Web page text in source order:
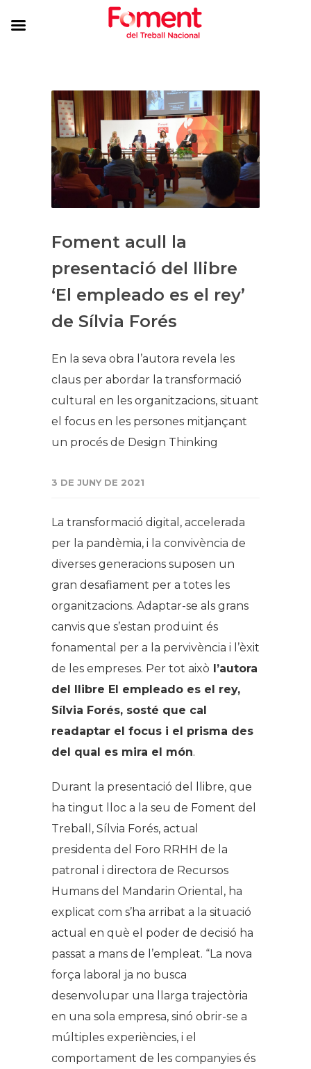
Foment acull la
presentació del llibre
‘El empleado es el rey’
de Sílvia Forés
En la seva obra l’autora revela les
claus per abordar la transformació
cultural en les organitzacions, situant
el focus en les persones mitjançant
un procés de Design Thinking
3 DE JUNY DE 2021
La transformació digital, accelerada
per la pandèmia, i la convivència de
diverses generacions suposen un
gran desafiament per a totes les
organitzacions. Adaptar-se als grans
canvis que s’estan produint és
fonamental per a la pervivència i l’èxit
de les empreses. Per tot això l’autora
del llibre El empleado es el rey,
Sílvia Forés, sosté que cal
readaptar el focus i el prisma des
del qual es mira el món.
Durant la presentació del llibre, que
ha tingut lloc a la seu de Foment del
Treball, Sílvia Forés, actual
presidenta del Foro RRHH de la
patronal i directora de Recursos
Humans del Mandarin Oriental, ha
explicat com s’ha arribat a la situació
actual en què el poder de decisió ha
passat a mans de l’empleat. “La nova
força laboral ja no busca
desenvolupar una llarga trajectòria
en una sola empresa, sinó obrir-se a
múltiples experiències, i el
comportament de les companyies és